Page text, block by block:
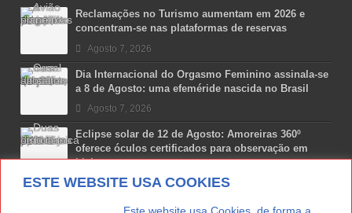
ESTE WEBSITE USA COOKIES
. . . . . . . . . . . . . . . . Este website usa Cookies, de forma a
Reclamações no Turismo aumentam em 2026 e
concentram-se nas plataformas de reservas
Agosto 7, 2026
Dia Internacional do Orgasmo Feminino assinala-se
a 8 de Agosto: uma efeméride nascida no Brasil
Agosto 7, 2026
Eclipse solar de 12 de Agosto: Amoreiras 360º
oferece óculos certificados para observação em
Lisboa
Agosto 7, 2026
Lua Afonso vence prémio internacional de liderança